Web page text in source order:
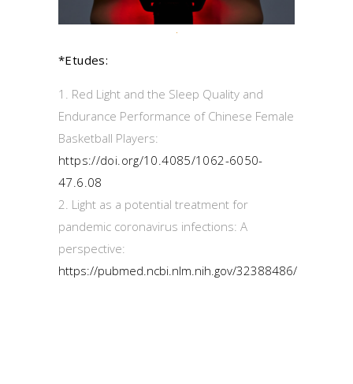
*Etudes:
Red Light and the Sleep Quality and
Endurance Performance of Chinese Female
Basketball Players:
https://doi.org/10.4085/1062-6050-
47.6.08
Light as a potential treatment for
pandemic coronavirus infections: A
perspective:
https://pubmed.ncbi.nlm.nih.gov/32388486/